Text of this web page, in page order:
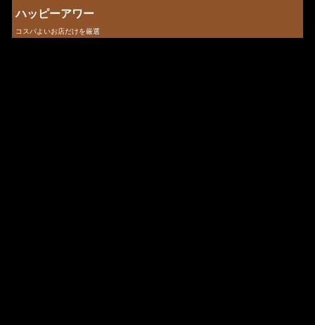
ハッピーアワー
コスパよいお店だけを厳選